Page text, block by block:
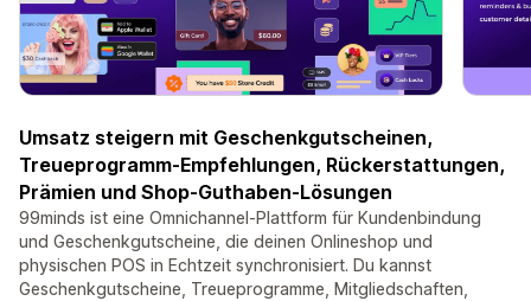
Umsatz steigern mit Geschenkgutscheinen,
Treueprogramm-Empfehlungen, Rückerstattungen,
Prämien und Shop-Guthaben-Lösungen
99minds ist eine Omnichannel-Plattform für Kundenbindung
und Geschenkgutscheine, die deinen Onlineshop und
physischen POS in Echtzeit synchronisiert. Du kannst
Geschenkgutscheine, Treueprogramme, Mitgliedschaften,